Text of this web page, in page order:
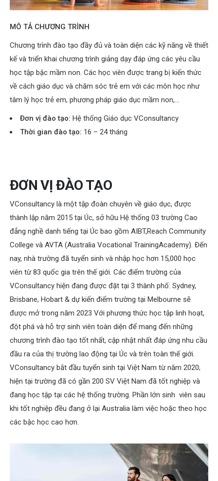
MÔ TẢ CHƯƠNG TRÌNH
Chương trình đào tạo đầy đủ và toàn diện các kỹ năng về thiết
kế và triển khai chương trình giảng dạy đáp ứng các yêu cầu
học tập bậc mầm non. Các học viên được trang bị kiến thức
về cách giáo dục và chăm sóc trẻ em với các môn học như
tâm lý học trẻ em, phương pháp giáo dục mầm non,…
Đơn vị đào tạo: Hệ thống Giáo dục VConsultancy
Thời gian đào tạo: 16 – 24 tháng
ĐƠN VỊ ĐÀO TẠO
VConsultancy là một tập đoàn chuyên về giáo dục, được
thành lập năm 2015 tại Úc, sở hữu Hệ thống 03 trường Cao
đẳng nghề danh tiếng tại Úc bao gồm AIBT,Reach Community
College và AVTA (Australia Vocational TrainingAcademy). Đến
nay, nhà trường đã tuyển sinh và nhập học hơn 15,000 học
viên từ 83 quốc gia trên thế giới. Các điểm trường của
VConsultancy hiện đang được đặt tại 3 thành phố: Sydney,
Brisbane, Hobart & dự kiến điểm trường tại Melbourne sẽ
được mở trong năm 2023 Với phương thức học tập linh hoạt,
đột phá và hỗ trợ sinh viên toàn diện để mang đến những
chương trình đào tạo tốt nhất, cập nhật nhất đáp ứng nhu cầu
đầu ra của thị trường lao động tại Úc và trên toàn thế giới.
VConsultancy bắt đầu tuyển sinh tại Việt Nam từ năm 2020;
hiện tại trường đã có gần 200 SV Việt Nam đã tốt nghiệp và
đang học tập tại các hệ thống trường. Phần lớn sinh viên sau
khi tốt nghiệp đều đang ở lại Australia làm việc hoặc theo học
các bậc học cao hơn.